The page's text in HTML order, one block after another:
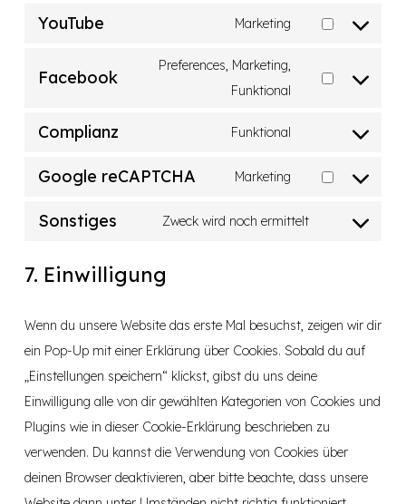
wordpress
YouTube Marketing
Consent
service
Facebook
Preferences, Marketing,
Funktional
Consent
Complianz Funktional
complianz
Google reCAPTCHA Marketing
Consent
to
Sonstiges Zweck wird noch ermittelt
Consent
7. Einwilligung
Wenn du unsere Website das erste Mal besuchst, zeigen wir dir
ein Pop-Up mit einer Erklärung über Cookies. Sobald du auf
„Einstellungen speichern“ klickst, gibst du uns deine
Einwilligung alle von dir gewählten Kategorien von Cookies und
Plugins wie in dieser Cookie-Erklärung beschrieben zu
verwenden. Du kannst die Verwendung von Cookies über
deinen Browser deaktivieren, aber bitte beachte, dass unsere